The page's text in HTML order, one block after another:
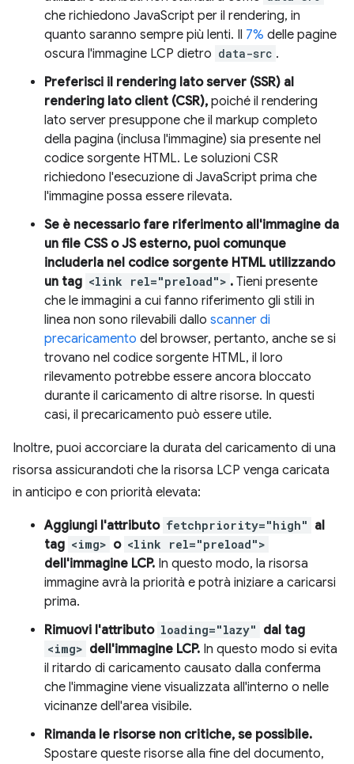
che richiedono JavaScript per il rendering, in
quanto saranno sempre più lenti. Il 7% delle pagine
oscura l'immagine LCP dietro data-src .
Preferisci il rendering lato server (SSR) al
rendering lato client (CSR), poiché il rendering
lato server presuppone che il markup completo
della pagina (inclusa l'immagine) sia presente nel
codice sorgente HTML. Le soluzioni CSR
richiedono l'esecuzione di JavaScript prima che
l'immagine possa essere rilevata.
Se è necessario fare riferimento all'immagine da
un file CSS o JS esterno, puoi comunque
includerla nel codice sorgente HTML utilizzando
un tag <link rel="preload"> . Tieni presente
che le immagini a cui fanno riferimento gli stili in
linea non sono rilevabili dallo scanner di
precaricamento del browser, pertanto, anche se si
trovano nel codice sorgente HTML, il loro
rilevamento potrebbe essere ancora bloccato
durante il caricamento di altre risorse. In questi
casi, il precaricamento può essere utile.
Inoltre, puoi accorciare la durata del caricamento di una
risorsa assicurandoti che la risorsa LCP venga caricata
in anticipo e con priorità elevata:
Aggiungi l'attributo fetchpriority="high" al
tag <img> o <link rel="preload">
dell'immagine LCP. In questo modo, la risorsa
immagine avrà la priorità e potrà iniziare a caricarsi
prima.
Rimuovi l'attributo loading="lazy" dal tag
<img> dell'immagine LCP. In questo modo si evita
il ritardo di caricamento causato dalla conferma
che l'immagine viene visualizzata all'interno o nelle
vicinanze dell'area visibile.
Rimanda le risorse non critiche, se possibile.
Spostare queste risorse alla fine del documento,